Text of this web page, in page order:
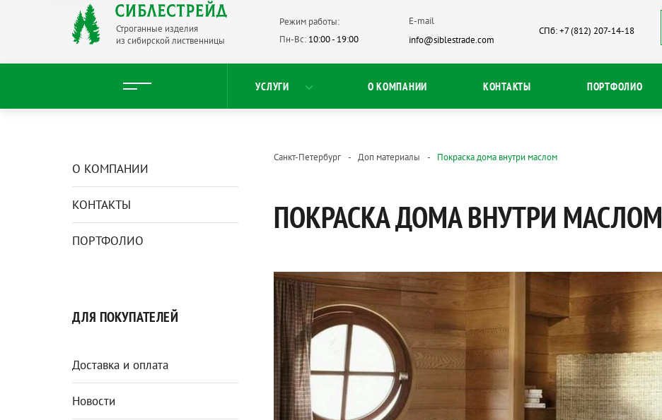
Строганные изделия
из сибирской лиственницы
УСЛУГИ О КОМПАНИИ КОНТАКТЫ ПОРТФОЛИО
Режим работы:
Пн-Вс: 10:00 - 19:00
E-mail
info@siblestrade.com
СПб: +7 (812) 207-14-18
О КОМПАНИИ
КОНТАКТЫ
ПОРТФОЛИО
ДЛЯ ПОКУПАТЕЛЕЙ
Доставка и оплата
Новости
Санкт-Петербург Доп материалы Покраска дома внутри маслом
ПОКРАСКА ДОМА ВНУТРИ МАСЛОМ